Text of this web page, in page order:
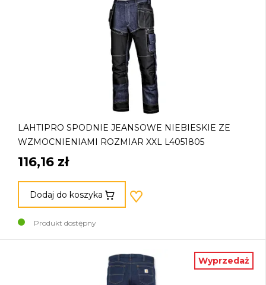
LAHTIPRO SPODNIE JEANSOWE NIEBIESKIE ZE
WZMOCNIENIAMI ROZMIAR XXL L4051805
116,16 zł
Dodaj do koszyka
Produkt dostępny
Wyprzedaż